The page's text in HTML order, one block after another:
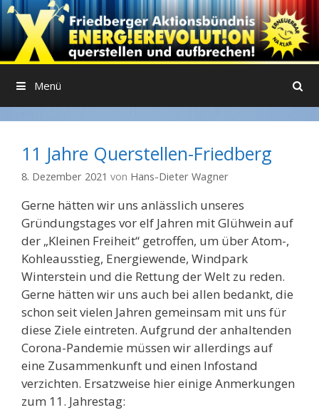
Springe
zum
Inhalt
Menü
11 Jahre Querstellen-Friedberg
8. Dezember 2021 von Hans-Dieter Wagner
Gerne hätten wir uns anlässlich unseres
Gründungstages vor elf Jahren mit Glühwein auf
der „Kleinen Freiheit“ getroffen, um über Atom-,
Kohleausstieg, Energiewende, Windpark
Winterstein und die Rettung der Welt zu reden.
Gerne hätten wir uns auch bei allen bedankt, die
schon seit vielen Jahren gemeinsam mit uns für
diese Ziele eintreten. Aufgrund der anhaltenden
Corona-Pandemie müssen wir allerdings auf
eine Zusammenkunft und einen Infostand
verzichten. Ersatzweise hier einige Anmerkungen
zum 11. Jahrestag: